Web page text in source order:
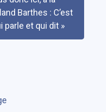
Barthes : C’est
parle et qui dit »